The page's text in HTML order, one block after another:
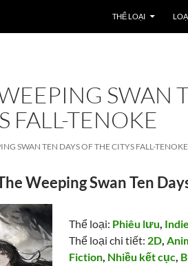
THỂ LOẠI
SWAN
FALL-TENOKE
SWAN TEN DAYS OF THE CITYS FALL-
Weeping Swan Ten
Thể loại: Phiêu lưu,
Thể loại chi tiết: 2D,
Fiction, Nhiều kết cục,